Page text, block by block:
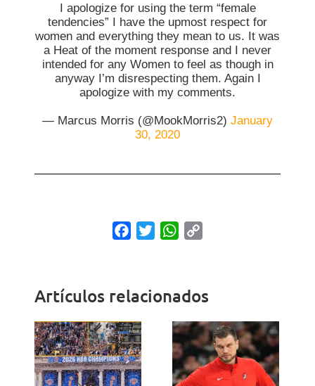
I apologize for using the term “female
tendencies” I have the upmost respect for
women and everything they mean to us. It was
a Heat of the moment response and I never
intended for any Women to feel as though in
anyway I’m disrespecting them. Again I
apologize with my comments.
— Marcus Morris (@MookMorris2) January
30, 2020
FacebookTwitterWhatsApp
Artículos relacionados